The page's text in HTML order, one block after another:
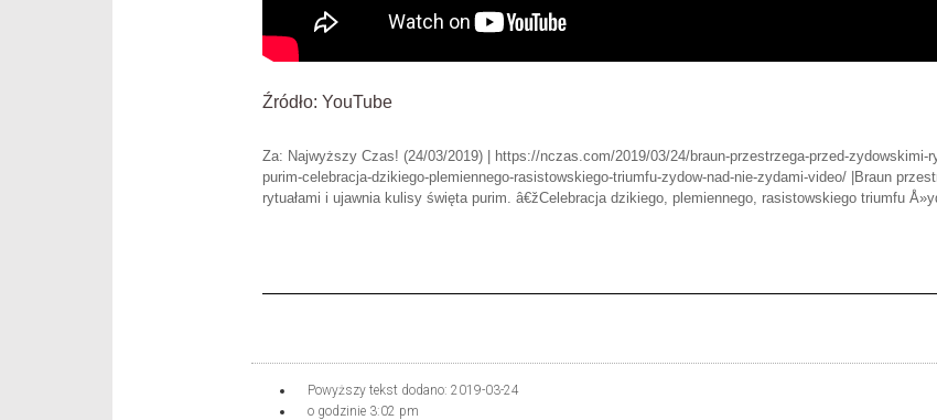
Źródło: YouTube
Za: Najwyższy Czas! (24/03/2019) | https://nczas.com/2019/03/24/braun-przestrzega-przed-zydowskimi-
purim-celebracja-dzikiego-plemiennego-rasistowskiego-triumfu-zydow-nad-nie-zydami-video/ |Braun
rytuałami i ujawnia kulisy święta purim. â€žCelebracja dzikiego, plemiennego, rasistowskiego triumfu
Powyższy tekst dodano: 2019-03-24
o godzinie 3:02 pm